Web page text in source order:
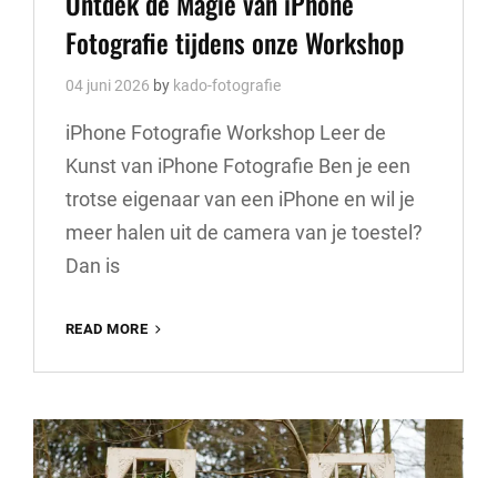
Fotografie tijdens onze Workshop
04 juni 2026 by kado-fotografie
iPhone Fotografie Workshop Leer de
Kunst van iPhone Fotografie Ben je een
trotse eigenaar van een iPhone en wil je
meer halen uit de camera van je toestel?
Dan is
READ MORE
MAGIE
IPHONE
FOTOGRAFIE
TIJDENS